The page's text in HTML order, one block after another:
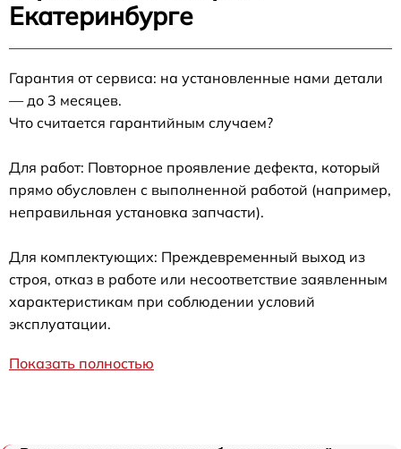
Екатеринбурге
Гарантия от сервиса: на установленные нами детали
— до 3 месяцев.
Что считается гарантийным случаем?
Для работ: Повторное проявление дефекта, который
прямо обусловлен с выполненной работой (например,
неправильная установка запчасти).
Для комплектующих: Преждевременный выход из
строя, отказ в работе или несоответствие заявленным
характеристикам при соблюдении условий
эксплуатации.
Показать полностью